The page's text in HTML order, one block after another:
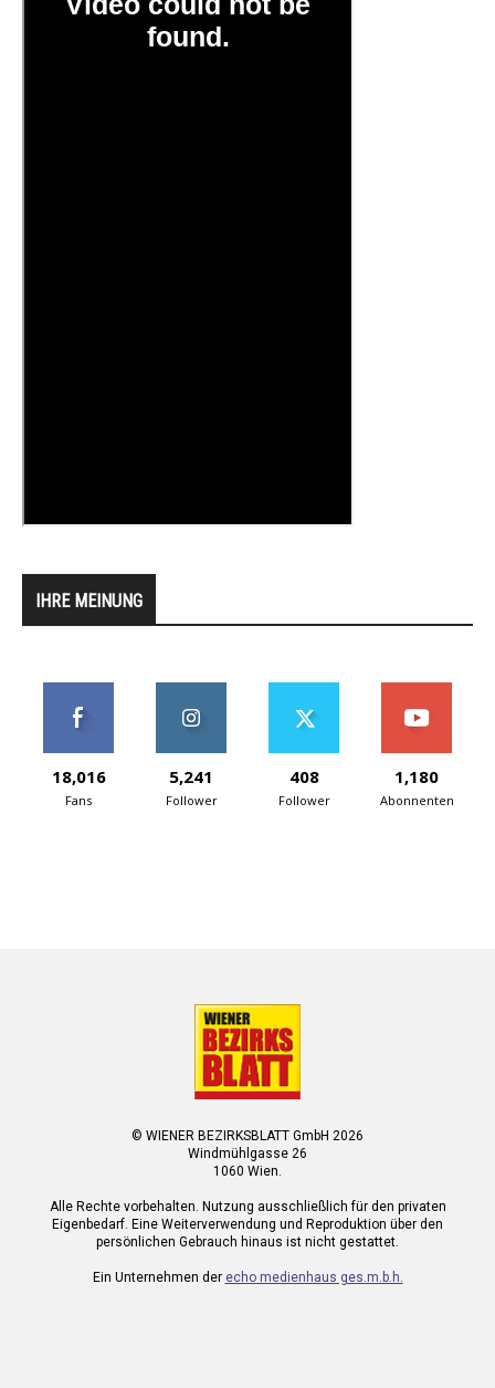
IHRE MEINUNG
18,016
Fans
5,241
Follower
408
Follower
1,180
Abonnenten
© WIENER BEZIRKSBLATT GmbH 2026
Windmühlgasse 26
1060 Wien.
Alle Rechte vorbehalten. Nutzung ausschließlich für den privaten
Eigenbedarf. Eine Weiterverwendung und Reproduktion über den
persönlichen Gebrauch hinaus ist nicht gestattet.
Ein Unternehmen der echo medienhaus ges.m.b.h.